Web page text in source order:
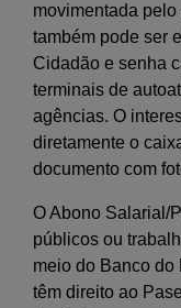
movimentada
também pode ser
Cidadão e senha
terminais de
agências. O
diretamente o
documento com
O Abono Salarial/
públicos ou
meio do Banco do
têm direito ao